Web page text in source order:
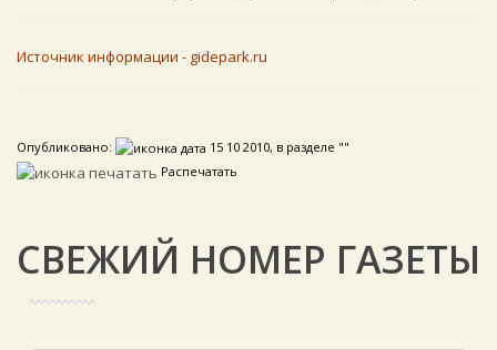
Источник информации - gidepark.ru
Опубликовано:
15 10 2010, в разделе ""
Распечатать
СВЕЖИЙ НОМЕР ГАЗЕТЫ